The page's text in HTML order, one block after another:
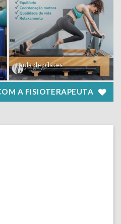
aula de pilates
A FISIOTERAPEUTA